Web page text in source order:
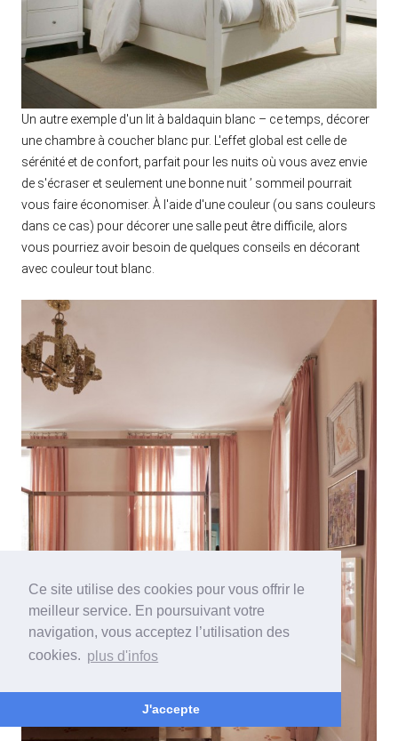
Ce site utilise des cookies pour vous offrir le
meilleur service. En poursuivant votre
navigation, vous acceptez l’utilisation des
cookies. plus d'infos
J'accepte
Un autre exemple d'un lit à baldaquin blanc – ce temps, décorer
une chambre à coucher blanc pur. L'effet global est celle de
sérénité et de confort, parfait pour les nuits où vous avez envie
de s'écraser et seulement une bonne nuit ’ sommeil pourrait
vous faire économiser. À l'aide d'une couleur (ou sans couleurs
dans ce cas) pour décorer une salle peut être difficile, alors
vous pourriez avoir besoin de quelques conseils en décorant
avec couleur tout blanc.